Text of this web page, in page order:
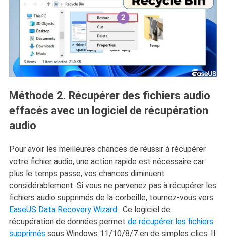
Méthode 2. Récupérer des fichiers audio
effacés avec un logiciel de récupération
audio
Pour avoir les meilleures chances de réussir à récupérer
votre fichier audio, une action rapide est nécessaire car
plus le temps passe, vos chances diminuent
considérablement. Si vous ne parvenez pas à récupérer les
fichiers audio supprimés de la corbeille, tournez-vous vers
EaseUS Data Recovery Wizard . Ce logiciel de
récupération de données permet de récupérer les fichiers
supprimés sous Windows 11/10/8/7 en de simples clics. Il